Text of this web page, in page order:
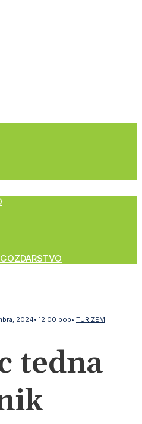
2024• 12:00 pop• TURIZEM
tedna